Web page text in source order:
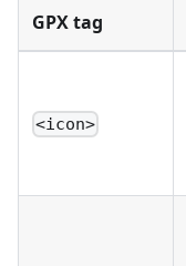
GPX tag
<icon>